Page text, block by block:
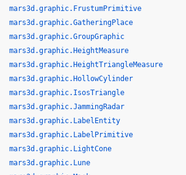
mars3d.graphic.FrustumPrimitive
mars3d.graphic.GatheringPlace
mars3d.graphic.GroupGraphic
mars3d.graphic.HeightMeasure
mars3d.graphic.HeightTriangleMeasure
mars3d.graphic.HollowCylinder
mars3d.graphic.IsosTriangle
mars3d.graphic.JammingRadar
mars3d.graphic.LabelEntity
mars3d.graphic.LabelPrimitive
mars3d.graphic.LightCone
mars3d.graphic.Lune